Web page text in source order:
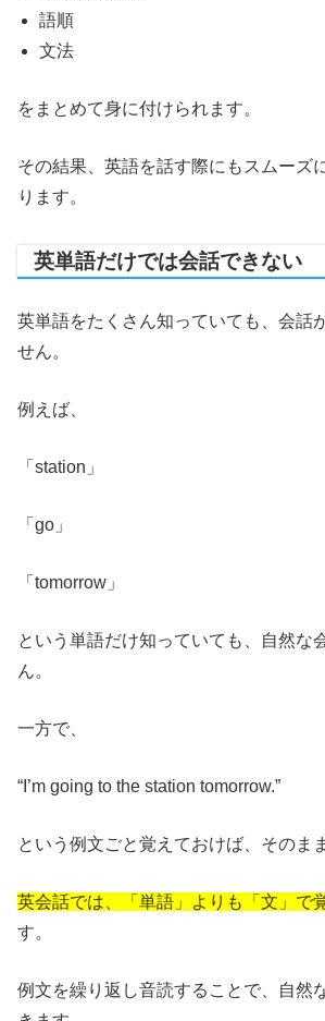
語順
文法
をまとめて身に付けられます。
その結果、英語を話す際にもスムーズ
ります。
英単語だけでは会話できない
英単語をたくさん知っていても、会話
せん。
例えば、
「station」
「go」
「tomorrow」
という単語だけ知っていても、自然な
ん。
一方で、
“I’m going to the station tomorrow.”
という例文ごと覚えておけば、そのま
英会話では、「単語」よりも「文」で
す。
例文を繰り返し音読することで、自然